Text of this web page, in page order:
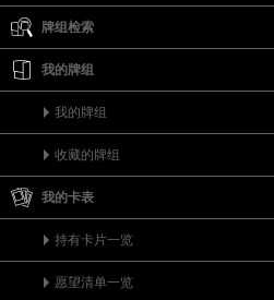
牌组检索
我的牌组
我的牌组
收藏的牌组
我的卡表
持有卡片一览
愿望清单一览